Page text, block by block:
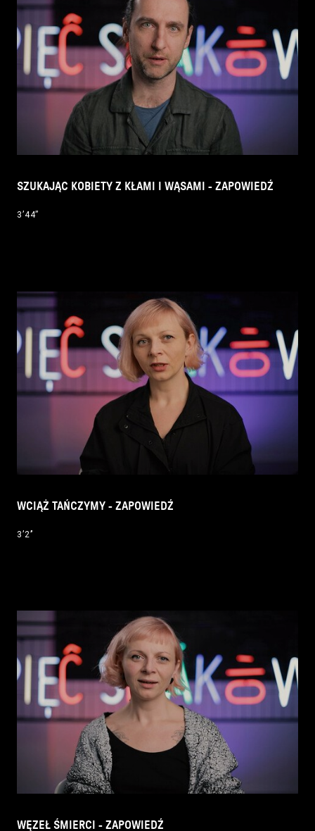
SZUKAJĄC KOBIETY Z KŁAMI I WĄSAMI - ZAPOWIEDŹ
3’44’’
WCIĄŻ TAŃCZYMY - ZAPOWIEDŹ
3’2’’
WĘZEŁ ŚMIERCI - ZAPOWIEDŹ